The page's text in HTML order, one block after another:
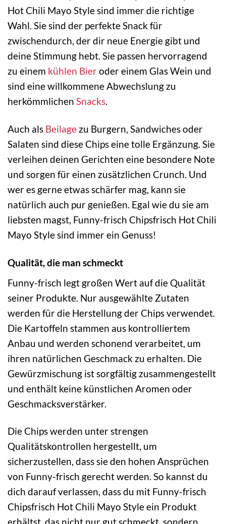
Hot Chili Mayo Style sind immer die richtige
Wahl. Sie sind der perfekte Snack für
zwischendurch, der dir neue Energie gibt und
deine Stimmung hebt. Sie passen hervorragend
zu einem kühlen Bieroder einem Glas Wein und
sind eine willkommene Abwechslung zu
herkömmlichen Snacks.
Auch als Beilage zu Burgern, Sandwiches oder
Salaten sind diese Chips eine tolle Ergänzung. Sie
verleihen deinen Gerichten eine besondere Note
und sorgen für einen zusätzlichen Crunch. Und
wer es gerne etwas schärfer mag, kann sie
natürlich auch pur genießen. Egal wie du sie am
liebsten magst, Funny-frisch Chipsfrisch Hot Chili
Mayo Style sind immer ein Genuss!
Qualität, die man schmeckt
Funny-frisch legt großen Wert auf die Qualität
seiner Produkte. Nur ausgewählte Zutaten
werden für die Herstellung der Chips verwendet.
Die Kartoffeln stammen aus kontrolliertem
Anbau und werden schonend verarbeitet, um
ihren natürlichen Geschmack zu erhalten. Die
Gewürzmischung ist sorgfältig zusammengestellt
und enthält keine künstlichen Aromen oder
Geschmacksverstärker.
Die Chips werden unter strengen
Qualitätskontrollen hergestellt, um
sicherzustellen, dass sie den hohen Ansprüchen
von Funny-frisch gerecht werden. So kannst du
dich darauf verlassen, dass du mit Funny-frisch
Chipsfrisch Hot Chili Mayo Style ein Produkt